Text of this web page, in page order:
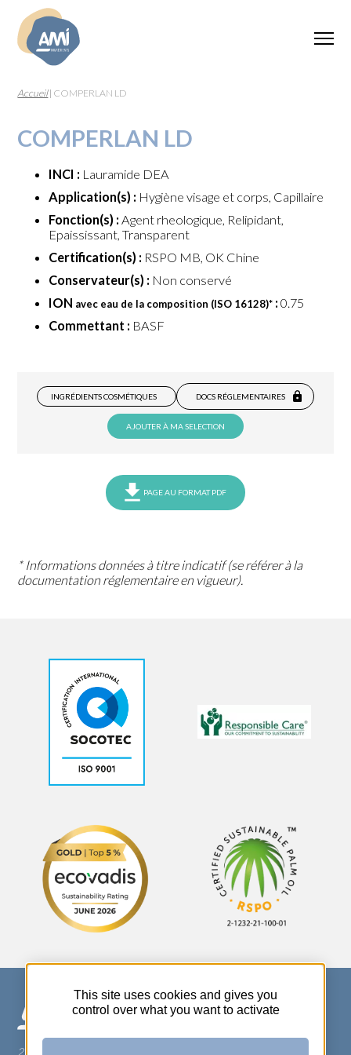
Accueil| COMPERLAN LD
COMPERLAN LD
INCI : Lauramide DEA
Application(s) : Hygiène visage et corps, Capillaire
Fonction(s) : Agent rheologique, Relipidant,
Epaississant, Transparent
Certification(s) : RSPO MB, OK Chine
Conservateur(s) : Non conservé
ION avec eau de la composition (ISO 16128)* : 0.75
Commettant : BASF
INGRÉDIENTS COSMÉTIQUES DOCS RÉGLEMENTAIRES
AJOUTER À MA SELECTION
PAGE AU FORMAT PDF
* Informations données à titre indicatif (se référer à la
documentation réglementaire en vigueur).
270 Rue Thérèse Planiol - 37310 TAUXIGNY
This site uses cookies and gives you
control over what you want to activate